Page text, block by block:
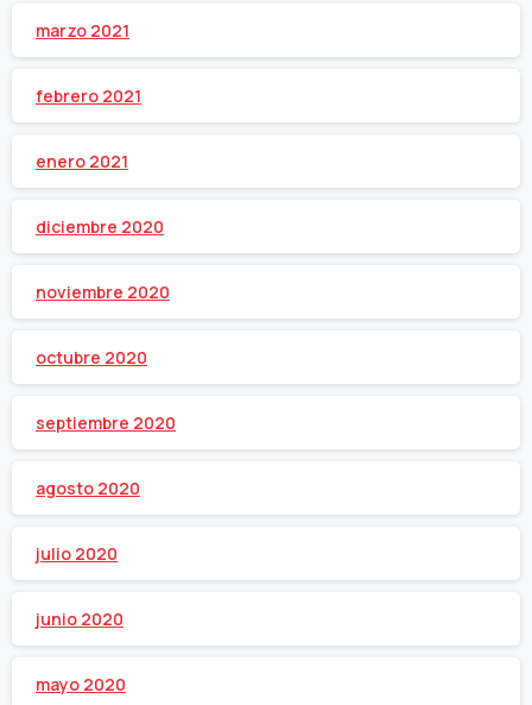
marzo 2021
febrero 2021
enero 2021
diciembre 2020
noviembre 2020
octubre 2020
septiembre 2020
agosto 2020
julio 2020
junio 2020
mayo 2020